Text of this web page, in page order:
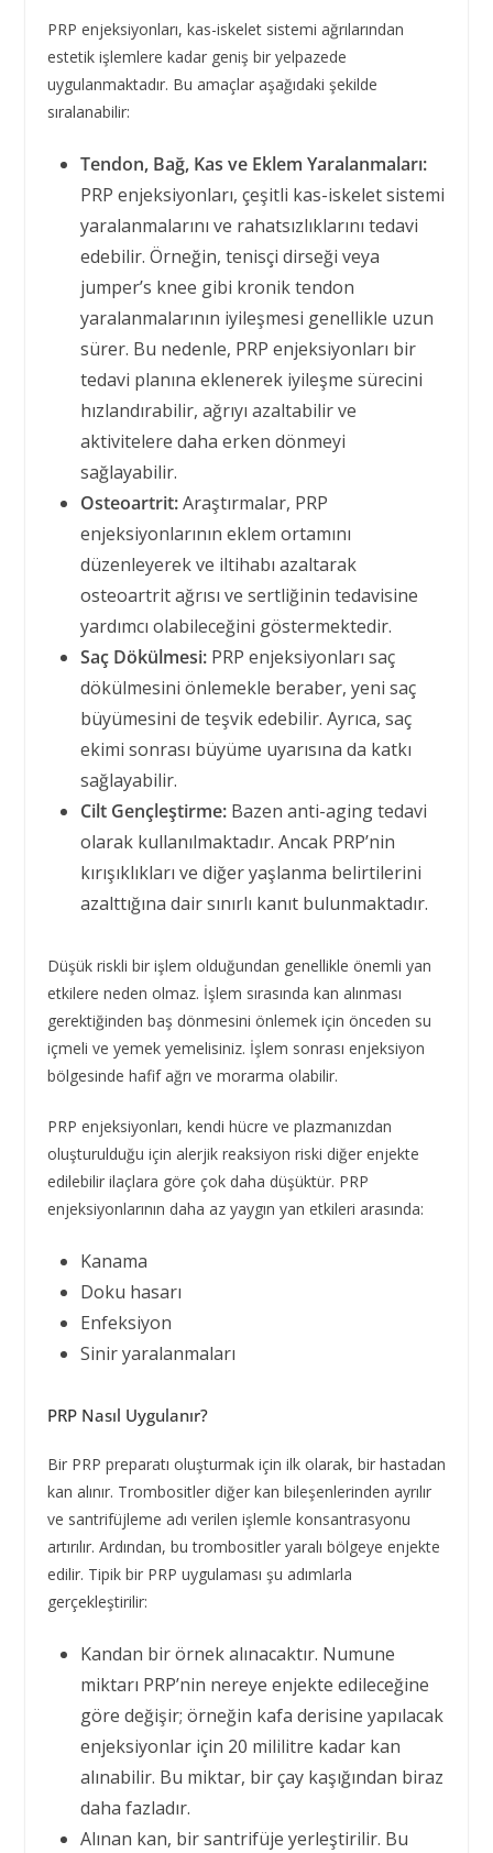
PRP enjeksiyonları, kas-iskelet sistemi ağrılarından
estetik işlemlere kadar geniş bir yelpazede
uygulanmaktadır. Bu amaçlar aşağıdaki şekilde
sıralanabilir:
Tendon, Bağ, Kas ve Eklem Yaralanmaları:
PRP enjeksiyonları, çeşitli kas-iskelet sistemi
yaralanmalarını ve rahatsızlıklarını tedavi
edebilir. Örneğin, tenisçi dirseği veya
jumper’s knee gibi kronik tendon
yaralanmalarının iyileşmesi genellikle uzun
sürer. Bu nedenle, PRP enjeksiyonları bir
tedavi planına eklenerek iyileşme sürecini
hızlandırabilir, ağrıyı azaltabilir ve
aktivitelere daha erken dönmeyi
sağlayabilir.
Osteoartrit:Araştırmalar, PRP
enjeksiyonlarının eklem ortamını
düzenleyerek ve iltihabı azaltarak
osteoartrit ağrısı ve sertliğinin tedavisine
yardımcı olabileceğini göstermektedir.
Saç Dökülmesi:PRP enjeksiyonları saç
dökülmesini önlemekle beraber, yeni saç
büyümesini de teşvik edebilir. Ayrıca, saç
ekimi sonrası büyüme uyarısına da katkı
sağlayabilir.
Cilt Gençleştirme:Bazen anti-aging tedavi
olarak kullanılmaktadır. Ancak PRP’nin
kırışıklıkları ve diğer yaşlanma belirtilerini
azalttığına dair sınırlı kanıt bulunmaktadır.
Düşük riskli bir işlem olduğundan genellikle önemli yan
etkilere neden olmaz. İşlem sırasında kan alınması
gerektiğinden baş dönmesini önlemek için önceden su
içmeli ve yemek yemelisiniz. İşlem sonrası enjeksiyon
bölgesinde hafif ağrı ve morarma olabilir.
PRP enjeksiyonları, kendi hücre ve plazmanızdan
oluşturulduğu için alerjik reaksiyon riski diğer enjekte
edilebilir ilaçlara göre çok daha düşüktür. PRP
enjeksiyonlarının daha az yaygın yan etkileri arasında:
Kanama
Doku hasarı
Enfeksiyon
Sinir yaralanmaları
PRP Nasıl Uygulanır?
Bir PRP preparatı oluşturmak için ilk olarak, bir hastadan
kan alınır. Trombositler diğer kan bileşenlerinden ayrılır
ve santrifüjleme adı verilen işlemle konsantrasyonu
artırılır. Ardından, bu trombositler yaralı bölgeye enjekte
edilir. Tipik bir PRP uygulaması şu adımlarla
gerçekleştirilir:
Kandan bir örnek alınacaktır. Numune
miktarı PRP’nin nereye enjekte edileceğine
göre değişir; örneğin kafa derisine yapılacak
enjeksiyonlar için 20 mililitre kadar kan
alınabilir. Bu miktar, bir çay kaşığından biraz
daha fazladır.
Alınan kan, bir santrifüje yerleştirilir. Bu